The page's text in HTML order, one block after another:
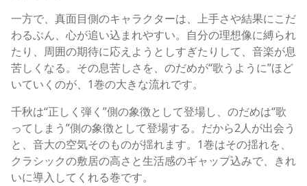
一方で、真面目側のキャラクターは、上手さや結果にこだ
わるぶん、心が追い込まれやすい。自分の理想像に縛られ
たり、周囲の期待に応えようとしすぎたりして、音楽が息
苦しくなる。その息苦しさを、のだめが“歌うように”ほど
いていくのが、1巻の大きな流れです。
千秋は“正しく弾く”側の象徴として登場し、のだめは“歌
ってしまう”側の象徴として登場する。だから2人が出会う
と、音大の空気そのものが揺れます。1巻はその揺れを、
クラシックの敷居の高さと生活感のギャップ込みで、きれ
いに導入してくれる巻です。